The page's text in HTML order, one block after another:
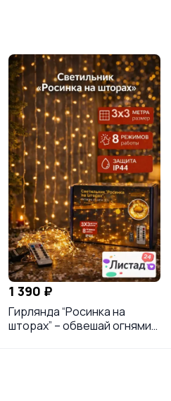
1 390 ₽
Гирлянда “Росинка на
шторах” – обвешай огнями